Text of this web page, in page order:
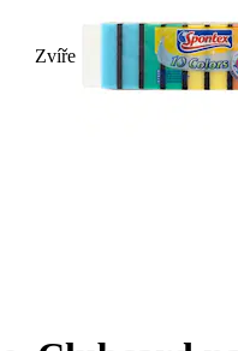
Zvíře